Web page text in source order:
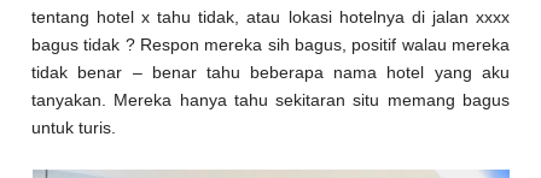
tentang hotel x tahu tidak, atau lokasi hotelnya di jalan xxxx
bagus tidak ? Respon mereka sih bagus, positif walau mereka
tidak benar – benar tahu beberapa nama hotel yang aku
tanyakan. Mereka hanya tahu sekitaran situ memang bagus
untuk turis.